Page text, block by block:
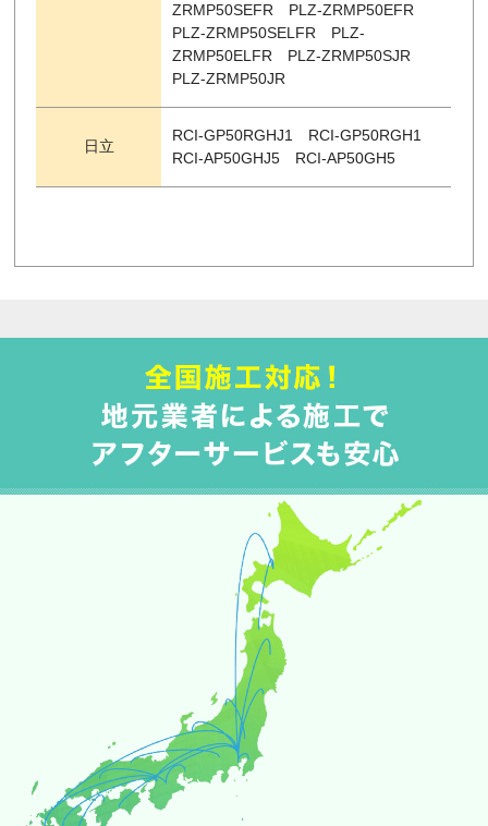
ZRMP50SEFR PLZ-ZRMP50EFR
PLZ-ZRMP50SELFR PLZ-
ZRMP50ELFR PLZ-ZRMP50SJR
PLZ-ZRMP50JR
日立
RCI-GP50RGHJ1 RCI-GP50RGH1
RCI-AP50GHJ5 RCI-AP50GH5